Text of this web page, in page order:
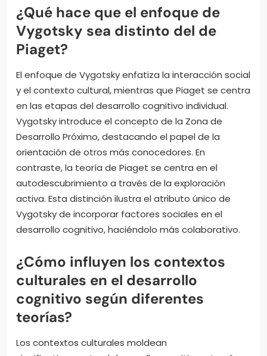
¿Qué hace que el enfoque de
Vygotsky sea distinto del de
Piaget?
El enfoque de Vygotsky enfatiza la interacción social
y el contexto cultural, mientras que Piaget se centra
en las etapas del desarrollo cognitivo individual.
Vygotsky introduce el concepto de la Zona de
Desarrollo Próximo, destacando el papel de la
orientación de otros más conocedores. En
contraste, la teoría de Piaget se centra en el
autodescubrimiento a través de la exploración
activa. Esta distinción ilustra el atributo único de
Vygotsky de incorporar factores sociales en el
desarrollo cognitivo, haciéndolo más colaborativo.
¿Cómo influyen los contextos
culturales en el desarrollo
cognitivo según diferentes
teorías?
Los contextos culturales moldean